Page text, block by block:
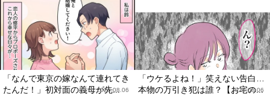
「なんで東京の嫁なんて連れてき
たんだ！」初対面の義母が先...
2026.08.06
「ウケるよね！」笑えない告白…
本物の万引き犯は誰？【お宅の...
2026.08.06